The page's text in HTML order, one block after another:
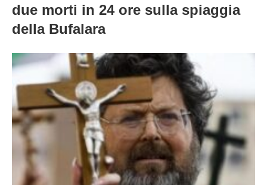
due morti in 24 ore sulla spiaggia
della Bufalara